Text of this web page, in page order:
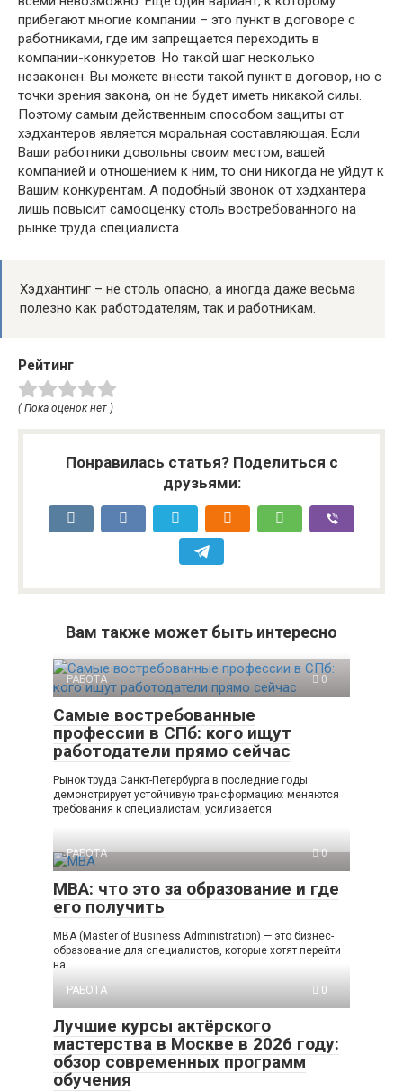
прибегают многие компании – это пункт в договоре с
работниками, где им запрещается переходить в
компании-конкуретов. Но такой шаг несколько
незаконен. Вы можете внести такой пункт в договор, но с
точки зрения закона, он не будет иметь никакой силы.
Поэтому самым действенным способом защиты от
хэдхантеров является моральная составляющая. Если
Ваши работники довольны своим местом, вашей
компанией и отношением к ним, то они никогда не уйдут к
Вашим конкурентам. А подобный звонок от хэдхантера
лишь повысит самооценку столь востребованного на
рынке труда специалиста.
Хэдхантинг – не столь опасно, а иногда даже весьма
полезно как работодателям, так и работникам.
Рейтинг
( Пока оценок нет )
Понравилась статья? Поделиться с
друзьями:
Вам также может быть интересно
РАБОТА 0
Самые востребованные
профессии в СПб: кого ищут
работодатели прямо сейчас
Рынок труда Санкт-Петербурга в последние годы
демонстрирует устойчивую трансформацию: меняются
требования к специалистам, усиливается
РАБОТА 0
MBA: что это за образование и где
его получить
MBA (Master of Business Administration) — это бизнес-
образование для специалистов, которые хотят перейти
на
РАБОТА
0
Лучшие курсы актёрского
мастерства в Москве в 2026 году:
обзор современных программ
обучения